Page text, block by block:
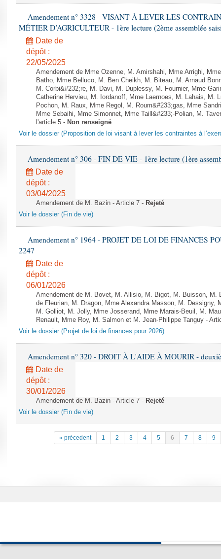
Amendement n° 3328 - VISANT À LEVER LES
MÉTIER D’AGRICULTEUR - 1ère lecture (2ème assemblée
Date de
dépôt :
22/05/2025
Amendement de Mme Ozenne, M. Amirshahi, Mme Arrighi,
Batho, Mme Belluco, M. Ben Cheikh, M. Biteau, M. Arnaud
M. Corbi&#232;re, M. Davi, M. Duplessy, M. Fournier, Mme
Catherine Hervieu, M. Iordanoff, Mme Laernoes, M. Lahais, M.
Pochon, M. Raux, Mme Regol, M. Roum&#233;gas, Mme
Mme Sebaihi, Mme Simonnet, Mme Taill&#233;-Polian, M.
l'article 5 - Non renseigné
Voir le dossier (Proposition de loi visant à lever les contraintes à
Amendement n° 306 - FIN DE VIE - 1ère lecture (1ère
Date de
dépôt :
03/04/2025
Amendement de M. Bazin - Article 7 - Rejeté
Voir le dossier (Fin de vie)
Amendement n° 1964 - PROJET DE LOI DE FINANCES
2247
Date de
dépôt :
06/01/2026
Amendement de M. Bovet, M. Allisio, M. Bigot, M. Buisson, M.
de Fleurian, M. Dragon, Mme Alexandra Masson, M. Dessigny,
M. Golliot, M. Jolly, Mme Josserand, Mme Marais-Beuil, M.
Renault, Mme Roy, M. Salmon et M. Jean-Philippe Tanguy -
Voir le dossier (Projet de loi de finances pour 2026)
Amendement n° 320 - DROIT À L'AIDE À MOURIR -
Date de
dépôt :
30/01/2026
Amendement de M. Bazin - Article 7 - Rejeté
Voir le dossier (Fin de vie)
« précedent 1 2 3 4 5 6 7 8 9